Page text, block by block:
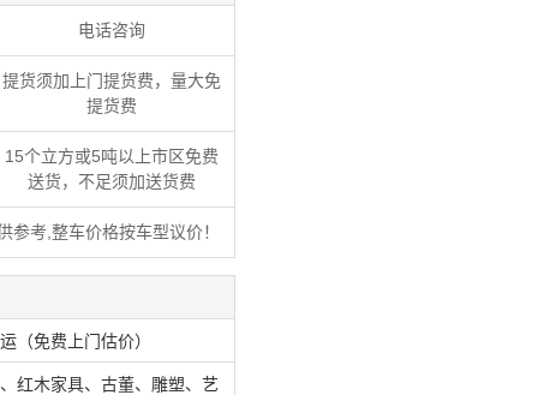
电话咨询
提货须加上门提货费，量大免
提货费
15个立方或5吨以上市区免费
送货，不足须加送货费
考,整车价格按车型议价！
（免费上门估价）
红木家具、古董、雕塑、艺